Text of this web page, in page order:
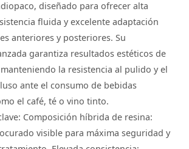
diseñado para ofrecer alta
fluida y excelente adaptación
anteriores y posteriores. Su
garantiza resultados estéticos de
la resistencia al pulido y el
ante el consumo de bebidas
el café, té o vino tinto.
Composición híbrida de resina:
visible para máxima seguridad y